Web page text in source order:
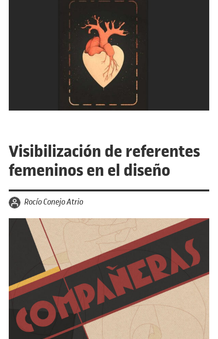
Visibilización de referentes
femeninos en el diseño
por Rocío Conejo Atrio